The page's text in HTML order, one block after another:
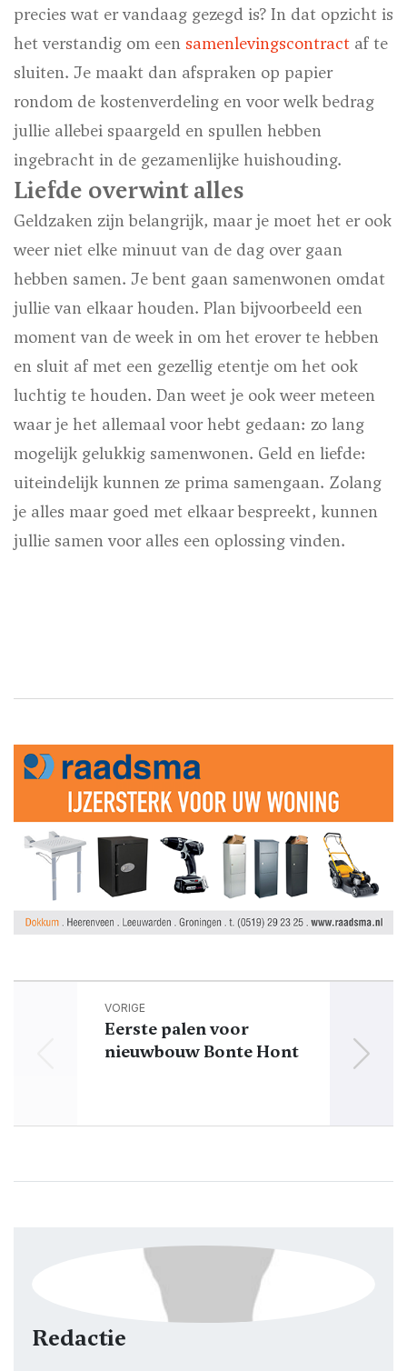
precies wat er vandaag gezegd is? In dat opzicht is
het verstandig om een samenlevingscontract af te
sluiten. Je maakt dan afspraken op papier
rondom de kostenverdeling en voor welk bedrag
jullie allebei spaargeld en spullen hebben
ingebracht in de gezamenlijke huishouding.
Liefde overwint alles
Geldzaken zijn belangrijk, maar je moet het er ook
weer niet elke minuut van de dag over gaan
hebben samen. Je bent gaan samenwonen omdat
jullie van elkaar houden. Plan bijvoorbeeld een
moment van de week in om het erover te hebben
en sluit af met een gezellig etentje om het ook
luchtig te houden. Dan weet je ook weer meteen
waar je het allemaal voor hebt gedaan: zo lang
mogelijk gelukkig samenwonen. Geld en liefde:
uiteindelijk kunnen ze prima samengaan. Zolang
je alles maar goed met elkaar bespreekt, kunnen
jullie samen voor alles een oplossing vinden.
VORIGE
Eerste palen voor
nieuwbouw Bonte Hont
Redactie